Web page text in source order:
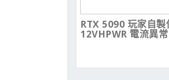
RTX 5090 玩家自製
12VHPWR 電流異